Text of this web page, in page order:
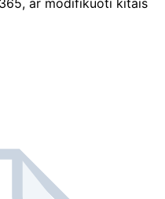
ar modifikuoti kitais